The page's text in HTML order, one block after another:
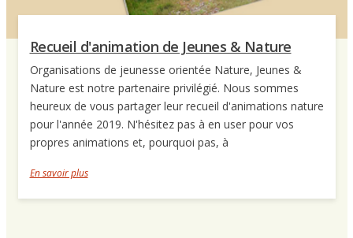
Recueil d'animation de Jeunes & Nature
Organisations de jeunesse orientée Nature, Jeunes &
Nature est notre partenaire privilégié. Nous sommes
heureux de vous partager leur recueil d'animations nature
pour l'année 2019. N'hésitez pas à en user pour vos
propres animations et, pourquoi pas, à
En savoir plus